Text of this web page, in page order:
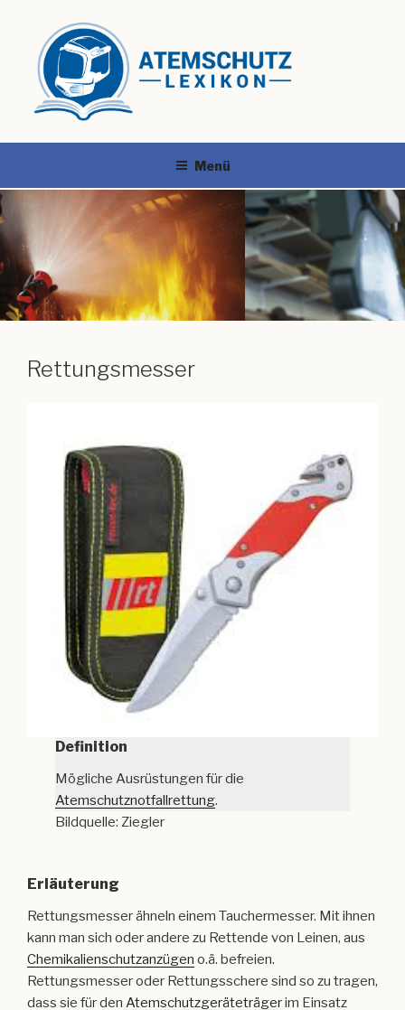
Menü
Rettungsmesser
Definition
Mögliche Ausrüstungen für die
Atemschutznotfallrettung.
Bildquelle: Ziegler
Erläuterung
Rettungsmesser ähneln einem Tauchermesser. Mit ihnen
kann man sich oder andere zu Rettende von Leinen, aus
Chemikalienschutzanzügen o.ä. befreien.
Rettungsmesser oder Rettungsschere sind so zu tragen,
dass sie für den Atemschutzgeräteträgerim Einsatz